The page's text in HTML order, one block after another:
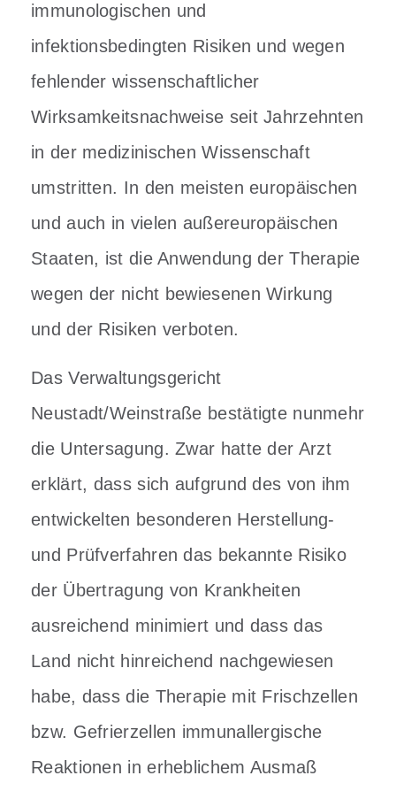
immunologischen und
infektionsbedingten Risiken und wegen
fehlender wissenschaftlicher
Wirksamkeitsnachweise seit Jahrzehnten
in der medizinischen Wissenschaft
umstritten. In den meisten europäischen
und auch in vielen außereuropäischen
Staaten, ist die Anwendung der Therapie
wegen der nicht bewiesenen Wirkung
und der Risiken verboten.
Das Verwaltungsgericht
Neustadt/Weinstraße bestätigte nunmehr
die Untersagung.Zwar hatte der Arzt
erklärt, dass sich aufgrund des von ihm
entwickelten besonderen Herstellung-
und Prüfverfahren das bekannte Risiko
der Übertragung von Krankheiten
ausreichend minimiert und dass das
Land nicht hinreichend nachgewiesen
habe, dass die Therapie mit Frischzellen
bzw. Gefrierzellen immunallergische
Reaktionen in erheblichem Ausmaß